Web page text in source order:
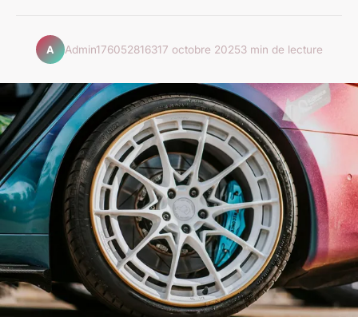
A Admin176052816317 octobre 20253 min de lecture